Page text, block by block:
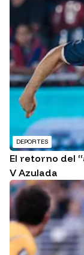
DEPORTES
El retorno del
V Azulada